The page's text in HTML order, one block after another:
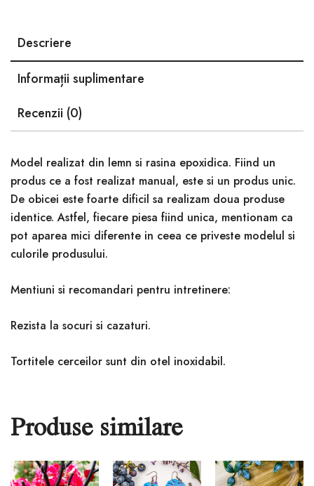
Descriere
Informații suplimentare
Recenzii (0)
Model realizat din lemn si rasina epoxidica. Fiind un
produs ce a fost realizat manual, este si un produs unic.
De obicei este foarte dificil sa realizam doua produse
identice. Astfel, fiecare piesa fiind unica, mentionam ca
pot aparea mici diferente in ceea ce priveste modelul si
culorile produsului.
Mentiuni si recomandari pentru intretinere:
Rezista la socuri si cazaturi.
Tortitele cerceilor sunt din otel inoxidabil.
Produse similare